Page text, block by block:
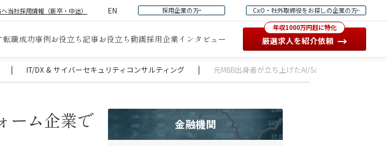
当社採用情報（新卒・中途） EN 採用企業の方 CxO・社外取締役をお探しの企業の方
転職成功事例お役立ち記事お役立ち動画採用企業インタビュー
年収1000万円超に特化
厳選求人を紹介依頼 →
| IT/DX & サイバーセキュリティコンサルティング | 元MBB出身者が立ち上げたAI/SaaSプラットフォー
ーム企業で
金融機関